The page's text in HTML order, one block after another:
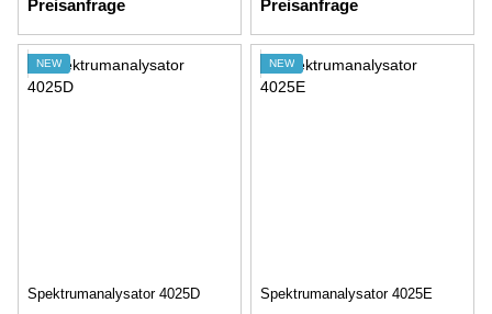
Preisanfrage Preisanfrage
NEW
Spektrumanalysator 4025D
NEW
Spektrumanalysator 4025E